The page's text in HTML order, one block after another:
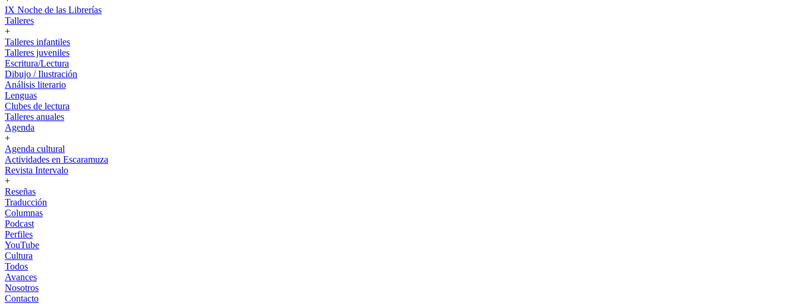
IX Noche de las Librerías
Talleres
+
Talleres infantiles
Talleres juveniles
Escritura/Lectura
Dibujo / Ilustración
Análisis literario
Lenguas
Clubes de lectura
Talleres anuales
Agenda
+
Agenda cultural
Actividades en Escaramuza
Revista Intervalo
+
Reseñas
Traducción
Columnas
Podcast
Perfiles
YouTube
Cultura
Todos
Avances
Nosotros
Contacto